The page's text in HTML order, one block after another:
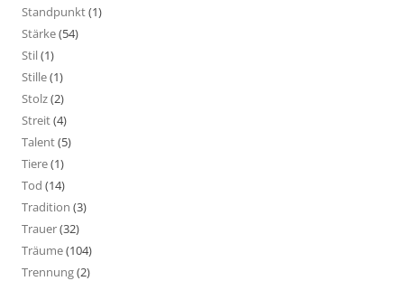
Standpunkt(1)
Stärke(54)
Stil(1)
Stille(1)
Stolz(2)
Streit(4)
Talent(5)
Tiere(1)
Tod (14)
Tradition (3)
Trauer(32)
Träume(104)
Trennung(2)